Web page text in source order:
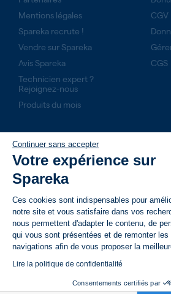
Continuer sans accepter
Votre expérience sur
Spareka
Ces cookies sont indispensables pour
notre site et vous satisfaire dans vos
nous permettent d'adapter le contenu, de
qui vous sont présentées et de remonter
navigations afin de vous proposer la
Lire la politique de confidentialité
Consentements certifiés par
Mentions légales
Spareka recrute !
Vendre sur Spareka
Avis Spareka
Technicien expert ?
Rejoignez-nous
Produits du mois
CGV
CGS
NOS ENGAGEMENTS
14 jours pour retourner son produit
Livraison rapide avec suivi de commande
Paiement sécurisé